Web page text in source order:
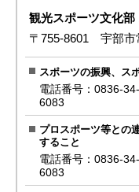
観光スポーツ文化
〒755-8601 宇部市
スポーツの振興、ス
電話番号：0836-
6083
プロスポーツ等との
すること
電話番号：0836-
6083